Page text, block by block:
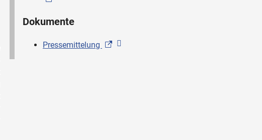
Dokumente
Pressemittelung